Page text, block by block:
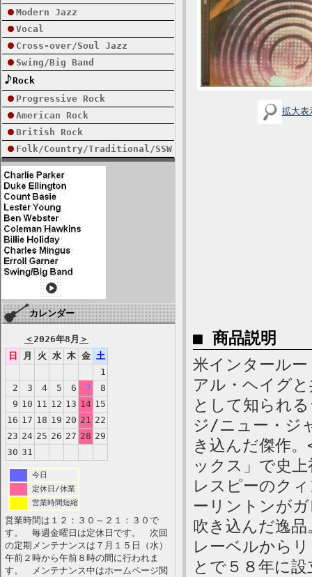
Modern Jazz
Vocal
Cross-over/Soul Jazz
Swing/Big Band
Rock
Progressive Rock
American Rock
British Rock
Folk/Country/Traditional/SSW
カレンダー
＜2026年8月 ＞
日
月 火 水 木 金 土
1
2
3 4 5 6 7
8
9 10 11 12 13 14 15
16 17 18 19 20 21 22
23 24 25 26 27 28 29
30 31
今日
定休日/休業
営業時間短縮
営業時間は１２：３０～２１：３０で
す。 毎週金曜日は定休日です。 次回
の定期メンテナンスは７月１５日（水）
午前２時から午前８時の間に行われま
す。 メンテナンス中はホームページ閲
拡大表
■ 商品説明
米インタールー
アル・ヘイグ
として知られ
ジ/ニュー・ジ
き込んだ傑作
ックス」で史
レスピーのク
ーリントンが
吹き込んだ逸
レーベルから
とで５８年に